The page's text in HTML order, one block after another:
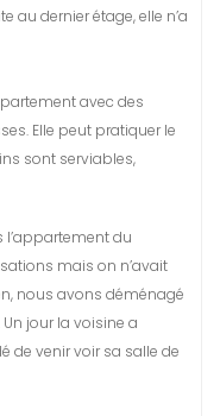
au dernier étage, elle n’a
avec des
Elle peut pratiquer le
sont serviables,
l’appartement du
mais on n’avait
nous avons déménagé
jour la voisine a
de venir voir sa salle de